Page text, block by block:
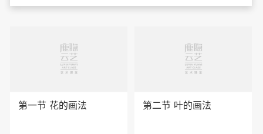
第一节 花的画法 第二节 叶的画法